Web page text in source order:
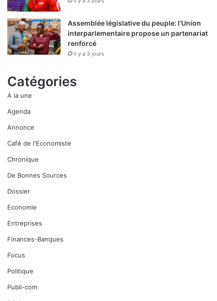
Assemblée législative du peuple: l’Union
interparlementaire propose un partenariat
renforcé
il y a 3 jours
Catégories
A la une
Agenda
Annonce
Café de l'Economiste
Chronique
De Bonnes Sources
Dossier
Economie
Entreprises
Finances-Banques
Focus
Politique
Publi-com